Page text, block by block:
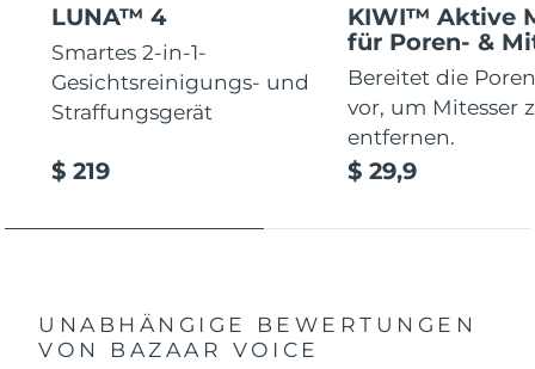
LUNA™ 4
Smartes 2-in-1-
Gesichtsreinigungs- und
Straffungsgerät
$ 219
KIWI™ Aktive
für Poren- &
Bereitet die
vor, um Mitesser
entfernen.
$ 29,9
UNABHÄNGIGE BEWERTUNGEN
VON BAZAAR VOICE